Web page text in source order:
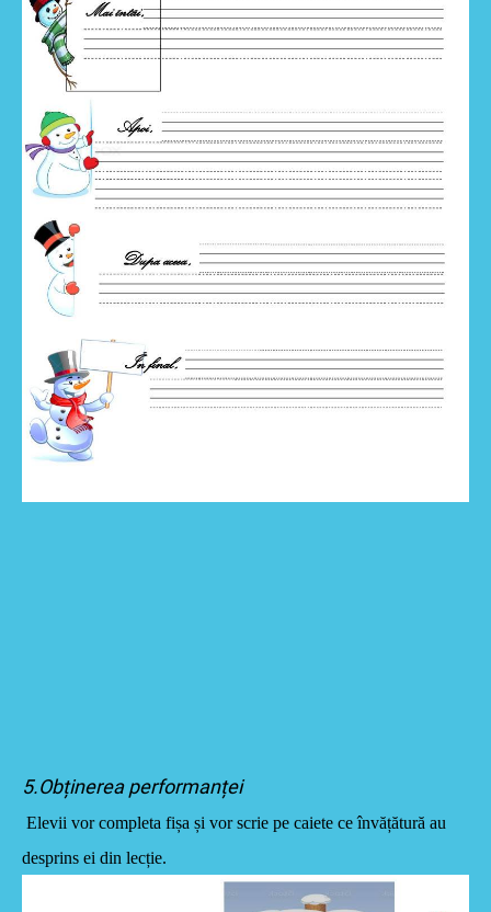
5.Obținerea performanței
Elevii vor completa fișa și vor scrie pe caiete ce învățătură au
desprins ei din lecție.